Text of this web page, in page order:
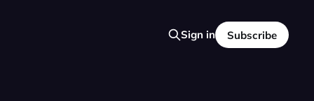
Sign in Subscribe